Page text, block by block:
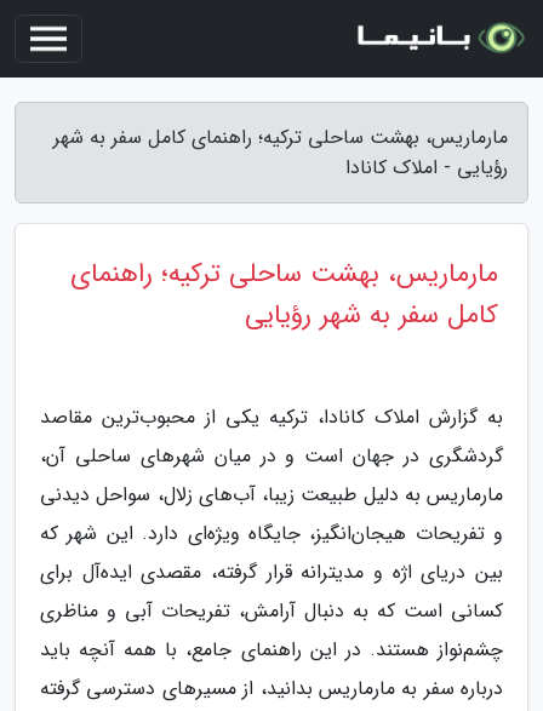
مارماریس، بهشت ساحلی ترکیه؛ راهنمای کامل سفر به شهر
رؤیایی - املاک کانادا
مارماریس، بهشت ساحلی ترکیه؛ راهنمای
کامل سفر به شهر رؤیایی
به گزارش املاک کانادا، ترکیه یکی از محبوب‌ترین مقاصد
گردشگری در جهان است و در میان شهرهای ساحلی آن،
مارماریس به دلیل طبیعت زیبا، آب‌های زلال، سواحل دیدنی
و تفریحات هیجان‌انگیز، جایگاه ویژه‌ای دارد. این شهر که
بین دریای اژه و مدیترانه قرار گرفته، مقصدی ایده‌آل برای
کسانی است که به دنبال آرامش، تفریحات آبی و مناظری
چشم‌نواز هستند. در این راهنمای جامع، با همه آنچه باید
درباره سفر به مارماریس بدانید، از مسیرهای دسترسی گرفته